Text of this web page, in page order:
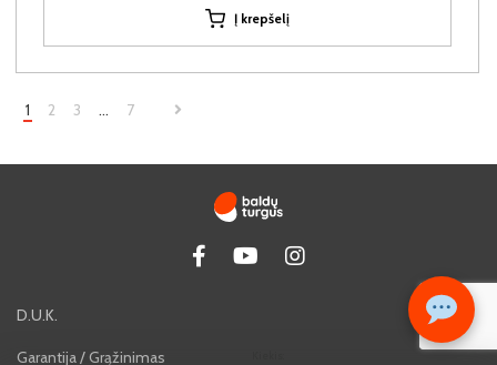
Į krepšelį
1 2 3 … 7
D.U.K.
Garantija / Grąžinimas